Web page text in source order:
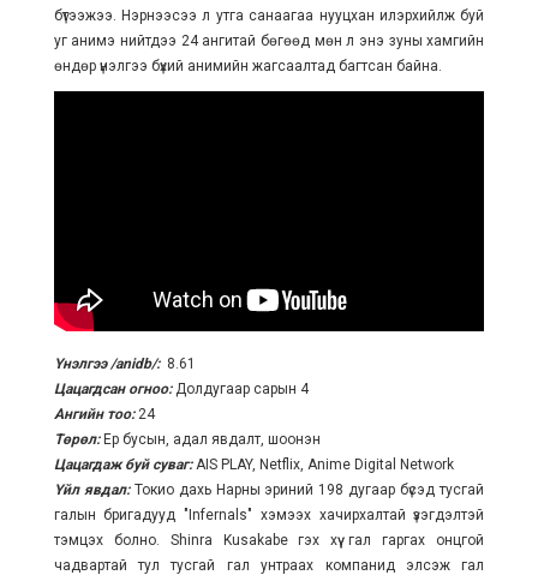
бүтээжээ. Нэрнээсээ л утга санаагаа нууцхан илэрхийлж буй
уг анимэ нийтдээ 24 ангитай бөгөөд мөн л энэ зуны хамгийн
өндөр үнэлгээ бүхий анимийн жагсаалтад багтсан байна.
Үнэлгээ/anidb/:8.61
Цацагдсан огноо:Долдугаар сарын 4
Ангийн тоо:24
Төрөл: Ер бусын, адал явдалт, шоонэн
Цацагдаж буй суваг:AIS PLAY, Netflix, Anime Digital Network
Үйл явдал:Токио дахь Нарны эриний 198 дугаар бүсэд тусгай
галын бригадууд "Infernals" хэмээх хачирхалтай үзэгдэлтэй
тэмцэх болно. Shinra Kusakabe гэх хүү гал гаргах онцгой
чадвартай тул тусгай гал унтраах компанид элсэж гал